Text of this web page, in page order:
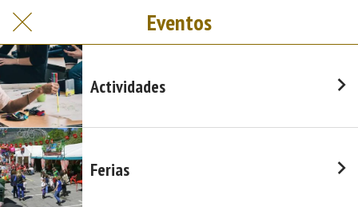
Eventos
Actividades
Ferias